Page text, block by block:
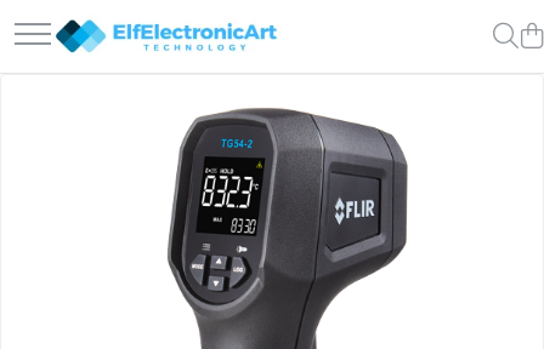
Toate Produsele
Instrumente de masura si control
Clesti Ampermetrici
Multimetre Digitale